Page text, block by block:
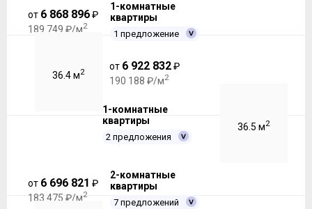
от 6 868 896₽
189 749 ₽/м2
1-комнатные
квартиры
1 предложение
36.4 м2
от 6 922 832₽
190 188 ₽/м2
1-комнатные
квартиры
2 предложения
36.5 м2
от 6 696 821 ₽
183 475 ₽/м2
2-комнатные
квартиры
7 предложений